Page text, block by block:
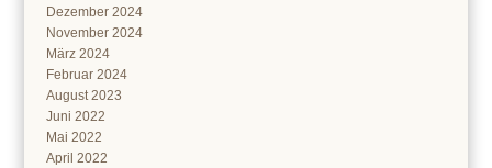
Dezember 2024
November 2024
März 2024
Februar 2024
August 2023
Juni 2022
Mai 2022
April 2022